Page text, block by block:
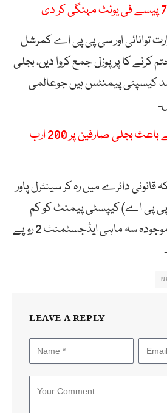
توانائی اور سی پی پی اے کمرشل
کرنے کا پرپوزل جمع کروا دیں، بجلی
میں 60 فیصد کیسپٹی پیمنٹس ہیں جوعالمی
ناقص منصوبہ بندی کے باعث بجلی صارفین پر 200 ارب
قانونی دائرے میں رہ کر سینٹرل پاور
پی اے) کیپسٹی پیمنٹ کو کم
کرنے پر بھی کام کرے، موجودہ سہ ماہی ایڈجسٹمنٹ 2 روپے
LEAVE A REPLY